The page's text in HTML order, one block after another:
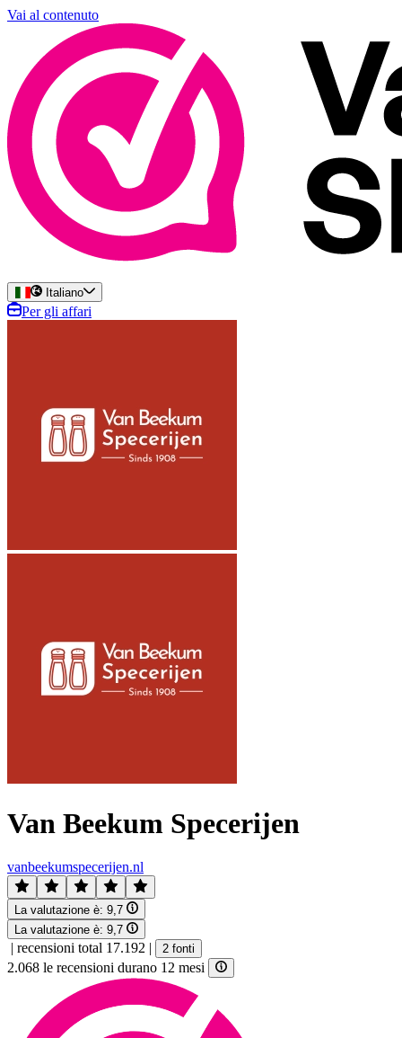
Vai al contenuto
Italiano
Per gli affari
Van Beekum Specerijen
vanbeekumspecerijen.nl
La valutazione è: 9,7
La valutazione è: 9,7
| recensioni total 17.192 | 2 fonti
2.068 le recensioni durano 12 mesi